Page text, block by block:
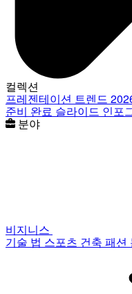
컬렉션
프레젠테이션 트렌드
준비 완료 슬라이드 인포
분야
비지니스
기술 법 스포츠 건축 패션